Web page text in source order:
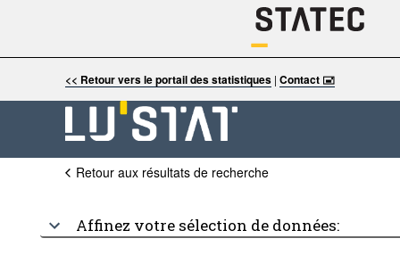
<< Retour vers le portail des statistiques |Contact 🖃
Retour aux résultats de recherche
Affinez votre sélection de données: